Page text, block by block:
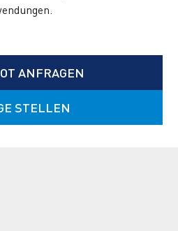
ANFRAGEN
STELLEN